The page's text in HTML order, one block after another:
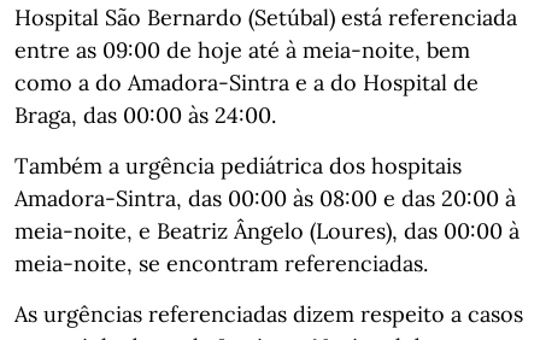
Hospital São Bernardo (Setúbal) está referenciada
entre as 09:00 de hoje até à meia-noite, bem
como a do Amadora-Sintra e a do Hospital de
Braga, das 00:00 às 24:00.
Também a urgência pediátrica dos hospitais
Amadora-Sintra, das 00:00 às 08:00 e das 20:00 à
meia-noite, e Beatriz Ângelo (Loures), das 00:00 à
meia-noite, se encontram referenciadas.
As urgências referenciadas dizem respeito a casos